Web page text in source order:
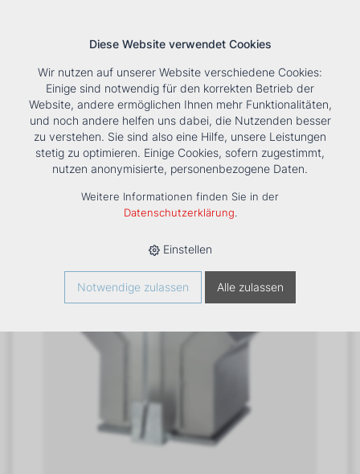
Tools Unternehmen Karriere KontaktSuche
HOME › PRODUKTE › LÜFTUNG › DIVERSES ›
ENTRAUCHUNGSVENTILATOR ER - RDM 56 TYP: RDM 56-
3545-4W-13, 400 C/120 MIN
Diese Website verwendet Cookies
Wir nutzen auf unserer Website verschiedene Cookies:
Einige sind notwendig für den korrekten Betrieb der
Website, andere ermöglichen Ihnen mehr Funktionalitäten,
und noch andere helfen uns dabei, die Nutzenden besser
zu verstehen. Sie sind also eine Hilfe, unsere Leistungen
stetig zu optimieren. Einige Cookies, sofern zugestimmt,
nutzen anonymisierte, personenbezogene Daten.
Weitere Informationen finden Sie in der
Datenschutzerklärung.
Einstellen
Notwendige zulassen Alle zulassen